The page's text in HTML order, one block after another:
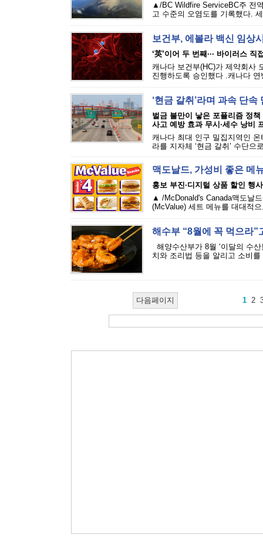
▲/BC Wildfire ServiceBC주 전
고 수준의 오염도를 기록했다.
보건부, 에볼라 백신 임상
‘英’이어 두 번째··· 바이러스
캐나다 보건부(HC)가 제약회사
진행하도록 승인했다 .캐나다
‘현금 갈취’라며 과속 단
벌금 불만이 낳은 포퓰리즘 정책
사고 예방 효과 무시·세수 낭비
캐나다 최대 인구 밀집지역인
라를 지자체 ‘현금 갈취’ 수단
맥도날드, 가성비 좋은 메
홍보 부진·디지털 상품 할인 행
▲ /McDonald's Canada맥도날
(McValue) 세트 메뉴를 대대적
해수부 “8월에 꼭 먹으라”
해양수산부가 8월 ‘이달의 수
치와 조리법 등을 알리고 소비
다음페이지 1 2